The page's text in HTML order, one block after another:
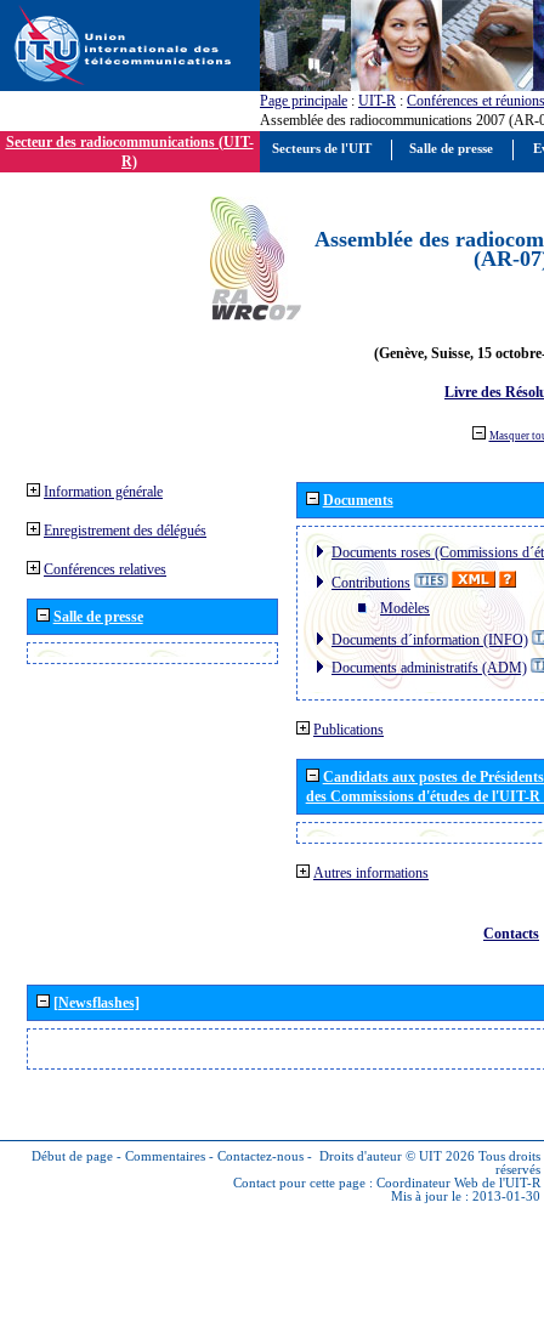
Page principale : UIT-R : Conférences et réunions
Assemblée des radiocommunications 2007 (AR-
Secteur des radiocommunications (UIT-
R)
Assemblée des
(AR-
(Genève, Suisse, 15
Livre des
Masquer
Information générale
Enregistrement des délégués
Conférences relatives
Salle de presse
Documents
Documents roses (Commissions
Contributions
Modèles
Documents d´information (INFO)
Documents administratifs (ADM)
Publications
Candidats aux postes de
des Commissions d'études de l'UIT-
Autres informations
Contacts
[Newsflashes]
Début de page - Commentaires - Contactez-nous - Droits d'auteur © UIT 2026 Tous droits
réservés
Contact pour cette page : Coordinateur Web de l'UIT-R
Mis à jour le : 2013-01-30
Secteurs de l'UIT Salle de presse